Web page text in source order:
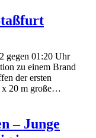
gegen 01:20 Uhr
zu einem Brand
der ersten
x 20 m große…
– Junge